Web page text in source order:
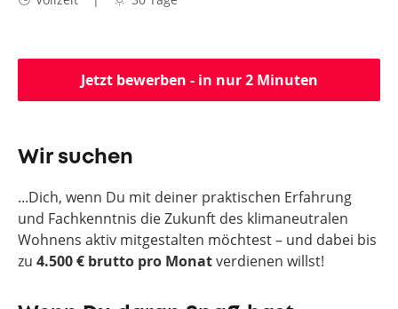
Jetzt bewerben - in nur 2 Minuten
Wir suchen
...Dich, wenn Du mit deiner praktischen Erfahrung
und Fachkenntnis die Zukunft des klimaneutralen
Wohnens aktiv mitgestalten möchtest – und dabei bis
zu 4.500 € brutto pro Monatverdienen willst!